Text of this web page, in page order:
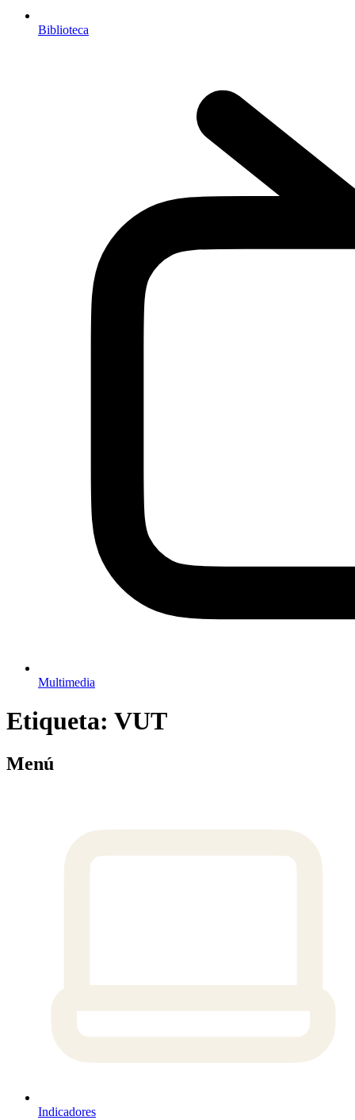
Biblioteca
Multimedia
Etiqueta: VUT
Menú
Indicadores